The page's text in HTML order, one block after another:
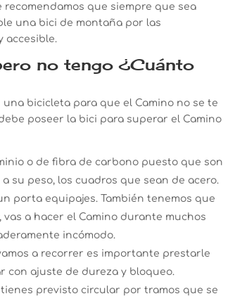
que siempre que sea
una bici de montaña por las
accesible.
no tengo ¿Cuánto
bicicleta para que el Camino no se te
poseer la bici para superar el Camino
o de fibra de carbono puesto que son
su peso, los cuadros que sean de acero.
porta equipajes. También tenemos que
a hacer el Camino durante muchos
incómodo.
a recorrer es importante prestarle
con ajuste de dureza y bloqueo.
previsto circular por tramos que se